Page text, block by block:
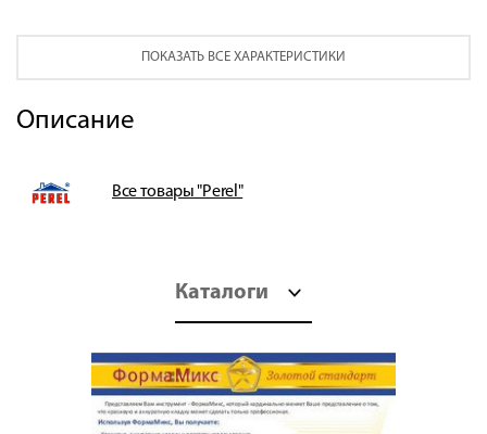
ПОКАЗАТЬ ВСЕ ХАРАКТЕРИСТИКИ
Описание
Все товары "Perel"
Каталоги